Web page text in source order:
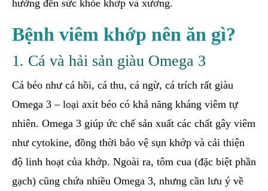
hưởng đến sức khỏe khớp và xương.
Bệnh viêm khớp nên ăn gì?
1. Cá và hải sản giàu Omega 3
Cá béo như cá hồi, cá thu, cá ngừ, cá trích rất giàu
Omega 3 – loại axit béo có khả năng kháng viêm tự
nhiên. Omega 3 giúp ức chế sản xuất các chất gây viêm
như cytokine, đồng thời bảo vệ sụn khớp và cải thiện
độ linh hoạt của khớp. Ngoài ra, tôm cua (đặc biệt phần
gạch) cũng chứa nhiều Omega 3, nhưng cần lưu ý về